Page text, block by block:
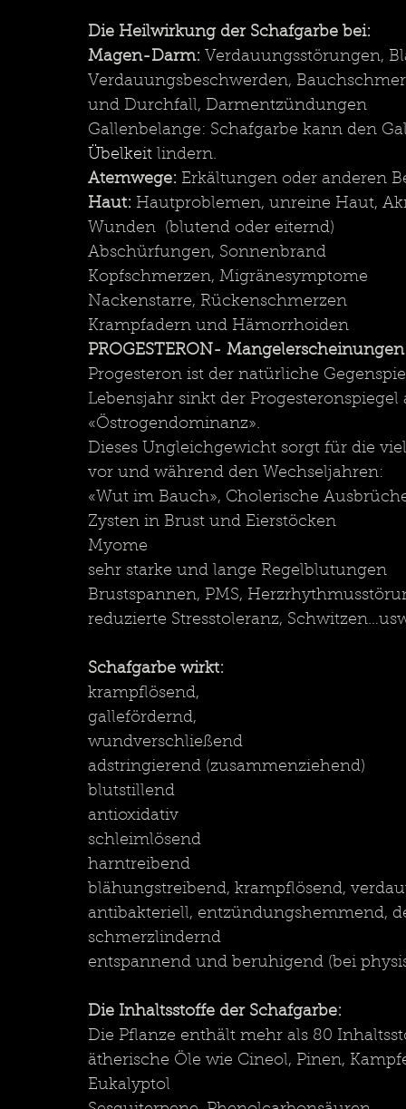
Die Heilwirkung der Schafgarbe bei:
Magen-Darm: Verdauungsstörungen,
Verdauungsbeschwerden,
und Durchfall, Darmentzündungen
Gallenbelange: Schafgarbe kann den
Übelkeit lindern.
Atemwege: Erkältungen oder anderen
Haut: Hautproblemen, unreine Haut,
Wunden  (blutend oder eiternd)
Abschürfungen, Sonnenbrand
Kopfschmerzen, Migränesymptome
Nackenstarre, Rückenschmerzen
Krampfadern und Hämorrhoiden
PROGESTERON- Mangelerscheinungen
Progesteron ist der natürliche
Lebensjahr sinkt der
«Östrogendominanz».
Dieses Ungleichgewicht sorgt für die
vor und während den Wechseljahren:
«Wut im Bauch», Cholerische
Zysten in Brust und Eierstöcken
Myome
sehr starke und lange Regelblutungen
Brustspannen, PMS,
reduzierte Stresstoleranz,
Schafgarbe wirkt:
krampflösend,
gallefördernd,
wundverschließend
adstringierend (zusammenziehend)
blutstillend
antioxidativ
schleimlösend
harntreibend
blähungstreibend, krampflösend,
antibakteriell, entzündungshemmend,
schmerzlindernd
entspannend und beruhigend (bei
Die Inhaltsstoffe der Schafgarbe:
Die Pflanze enthält mehr als 80
ätherische Öle wie Cineol, Pinen,
Eukalyptol